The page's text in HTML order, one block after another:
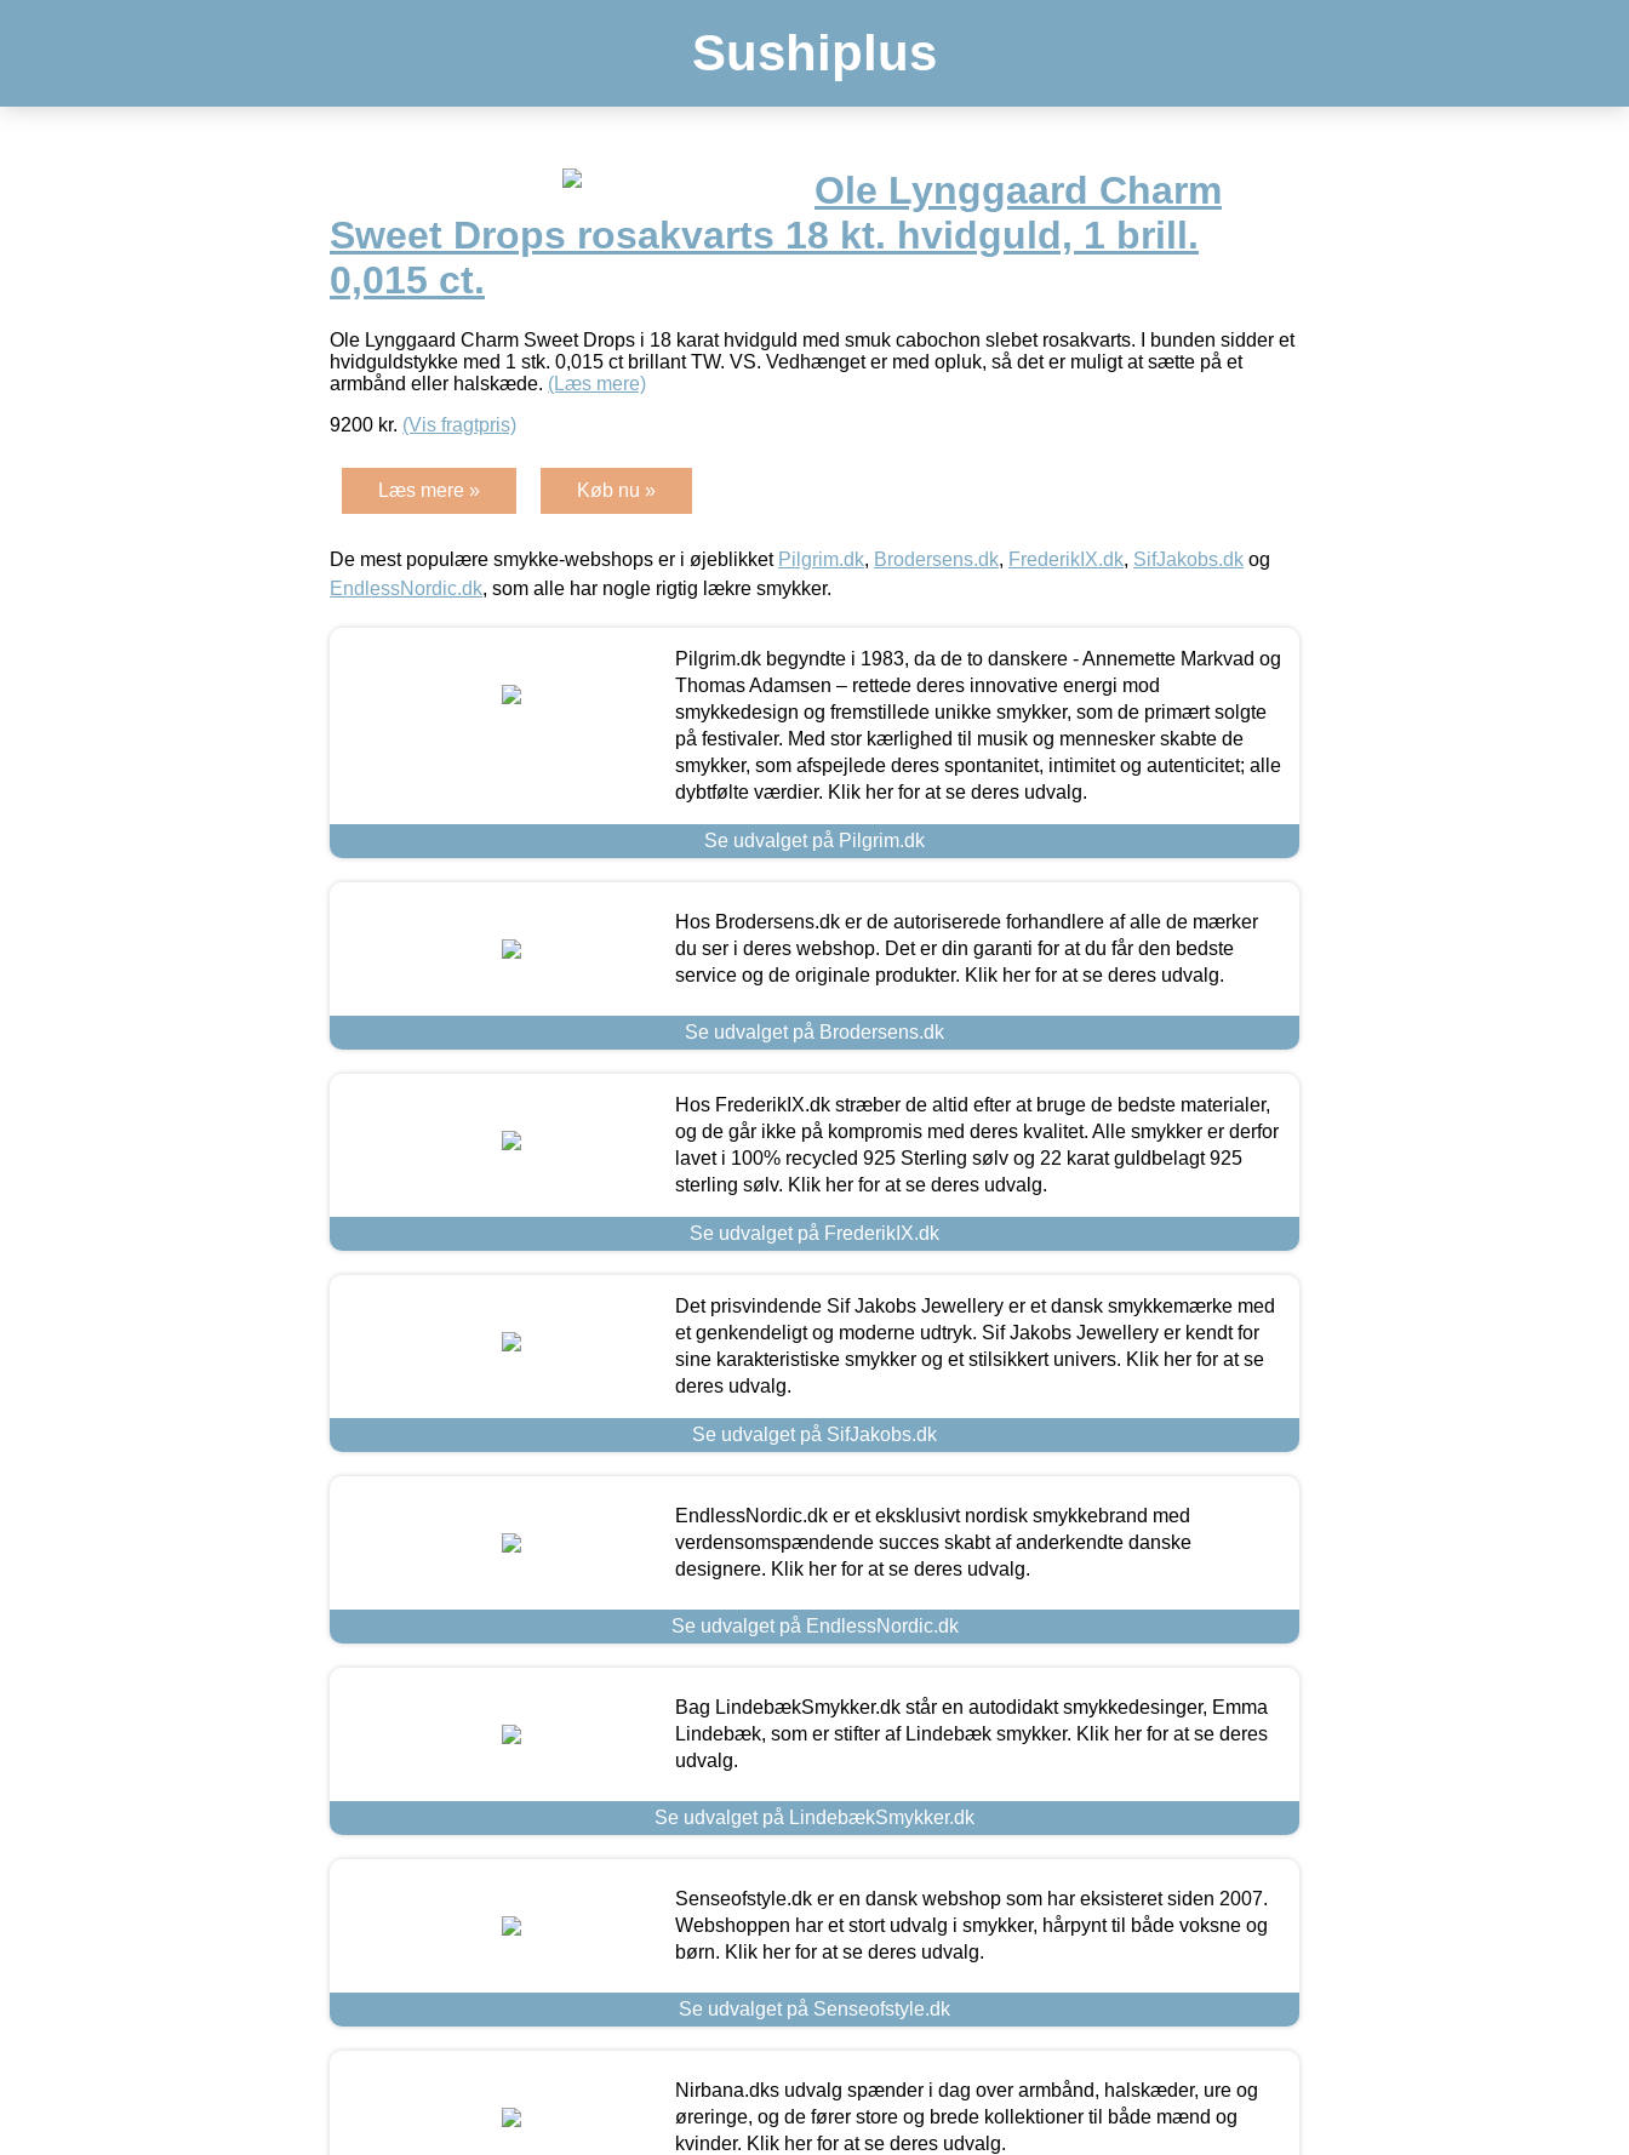
Sushiplus
Ole Lynggaard Charm
Sweet Drops rosakvarts 18 kt. hvidguld, 1 brill.
0,015 ct.
Ole Lynggaard Charm Sweet Drops i 18 karat hvidguld med smuk cabochon slebet rosakvarts. I bunden sidder et
hvidguldstykke med 1 stk. 0,015 ct brillant TW. VS. Vedhænget er med opluk, så det er muligt at sætte på et
armbånd eller halskæde. (Læs mere)
9200 kr. (Vis fragtpris)
Læs mere » Køb nu »
De mest populære smykke-webshops er i øjeblikket Pilgrim.dk, Brodersens.dk, FrederikIX.dk, SifJakobs.dk og
EndlessNordic.dk, som alle har nogle rigtig lækre smykker.
Pilgrim.dk begyndte i 1983, da de to danskere - Annemette Markvad og
Thomas Adamsen – rettede deres innovative energi mod
smykkedesign og fremstillede unikke smykker, som de primært solgte
på festivaler. Med stor kærlighed til musik og mennesker skabte de
smykker, som afspejlede deres spontanitet, intimitet og autenticitet; alle
dybtfølte værdier. Klik her for at se deres udvalg.
Se udvalget på Pilgrim.dk
Hos Brodersens.dk er de autoriserede forhandlere af alle de mærker
du ser i deres webshop. Det er din garanti for at du får den bedste
service og de originale produkter. Klik her for at se deres udvalg.
Se udvalget på Brodersens.dk
Hos FrederikIX.dk stræber de altid efter at bruge de bedste materialer,
og de går ikke på kompromis med deres kvalitet. Alle smykker er derfor
lavet i 100% recycled 925 Sterling sølv og 22 karat guldbelagt 925
sterling sølv. Klik her for at se deres udvalg.
Se udvalget på FrederikIX.dk
Det prisvindende Sif Jakobs Jewellery er et dansk smykkemærke med
et genkendeligt og moderne udtryk. Sif Jakobs Jewellery er kendt for
sine karakteristiske smykker og et stilsikkert univers. Klik her for at se
deres udvalg.
Se udvalget på SifJakobs.dk
EndlessNordic.dk er et eksklusivt nordisk smykkebrand med
verdensomspændende succes skabt af anderkendte danske
designere. Klik her for at se deres udvalg.
Se udvalget på EndlessNordic.dk
Bag LindebækSmykker.dk står en autodidakt smykkedesinger, Emma
Lindebæk, som er stifter af Lindebæk smykker. Klik her for at se deres
udvalg.
Se udvalget på LindebækSmykker.dk
Senseofstyle.dk er en dansk webshop som har eksisteret siden 2007.
Webshoppen har et stort udvalg i smykker, hårpynt til både voksne og
børn. Klik her for at se deres udvalg.
Se udvalget på Senseofstyle.dk
Nirbana.dks udvalg spænder i dag over armbånd, halskæder, ure og
øreringe, og de fører store og brede kollektioner til både mænd og
kvinder. Klik her for at se deres udvalg.